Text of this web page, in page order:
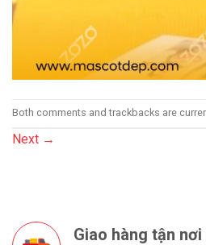
Both comments and trackbacks are
Next →
Giao hàng tận nơi